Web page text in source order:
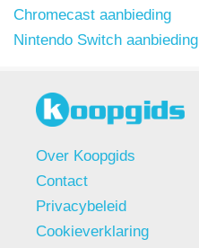
Chromecast aanbieding
Nintendo Switch aanbieding
Over Koopgids
Contact
Privacybeleid
Cookieverklaring